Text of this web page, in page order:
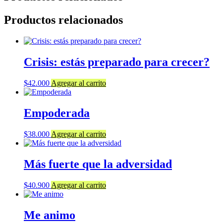
Productos relacionados
Crisis: estás preparado para crecer?
$42.000 Agregar al carrito
Empoderada
$38.000 Agregar al carrito
Más fuerte que la adversidad
$40.900 Agregar al carrito
Me animo